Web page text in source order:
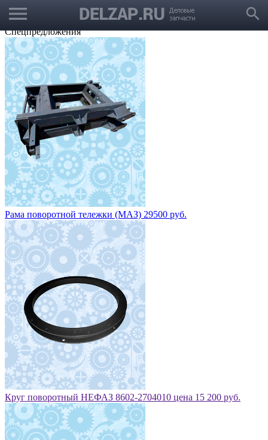
menu search
Выбрать город
Корзина
Заказать звонок
Спецпредложения
Рама поворотной тележки (МАЗ) 29500 руб.
Круг поворотный НЕФАЗ 8602-2704010 цена 15 200 руб.